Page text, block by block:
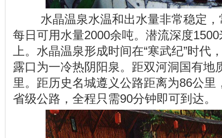
水晶温泉水温和出水量非常稳定
每日可用水量2000余吨。潜流深度
上。水晶温泉形成时间在“寒武纪”时代
露口为一冷热阴阳泉。距双河洞国有地
里。距历史名城遵义公路距离为86公里
省级公路，全程只需90分钟即可到达。